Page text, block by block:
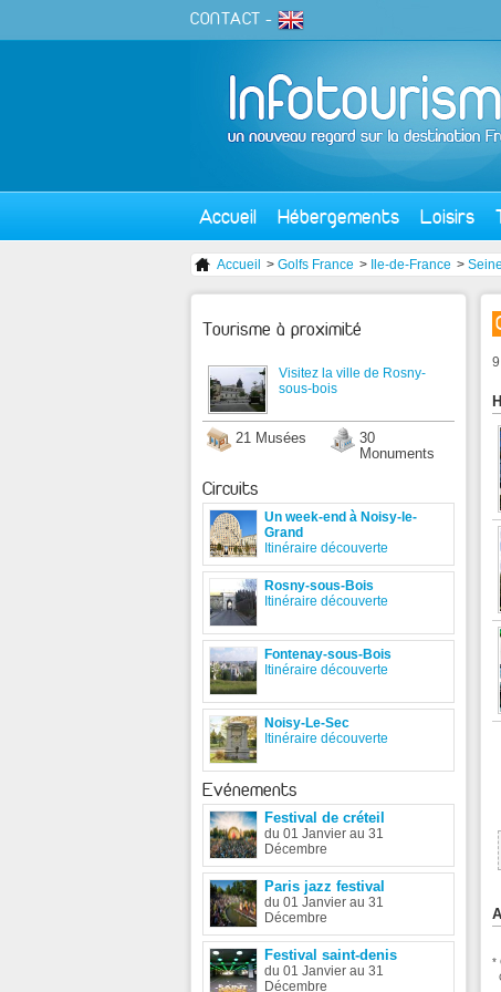
CONTACT -
Accueil Hébergements Loisirs
Accueil > Golfs France > Ile-de-France >
*
Tourisme à proximité
Visitez la ville de Rosny-
sous-bois
21 Musées
30
Monuments
Circuits
Un week-end à Noisy-le-
Grand
Itinéraire découverte
Rosny-sous-Bois
Itinéraire découverte
Fontenay-sous-Bois
Itinéraire découverte
Noisy-Le-Sec
Itinéraire découverte
Evénements
Festival de créteil
du 01 Janvier au 31
Décembre
Paris jazz festival
du 01 Janvier au 31
Décembre
Festival saint-denis
du 01 Janvier au 31
Décembre